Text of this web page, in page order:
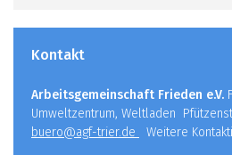
Kontakt
Arbeitsgemeinschaft Frieden e.V.
Umweltzentrum, Weltladen
buero@agf-trier.de
Weitere